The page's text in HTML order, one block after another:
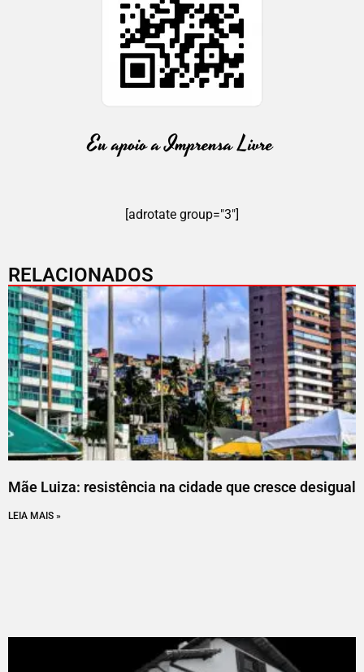
[adrotate group="3"]
RELACIONADOS
Mãe Luiza: resistência na cidade que cresce desigual
LEIA MAIS »